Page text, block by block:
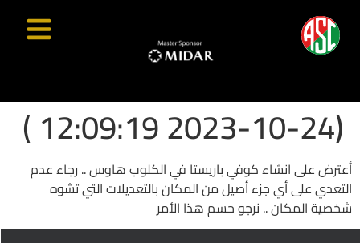
(2023-10-24 12:09:19 )
أعترض على انشاء كوفي باريستا في الكلوب هاوس .. رجاء عدم
التعدي على أي جزء أصيل من المكان بالتعديلات التي تشوه
شخصية المكان .. نرجو حسم هذا الأمر